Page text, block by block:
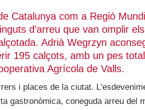
Catalunya com a Regió
d’arreu que van omplir
Adrià Wegrzyn
195 calçots, amb un pes
Agrícola de Valls.
i places de la ciutat.
gastronòmica, coneguda arreu del